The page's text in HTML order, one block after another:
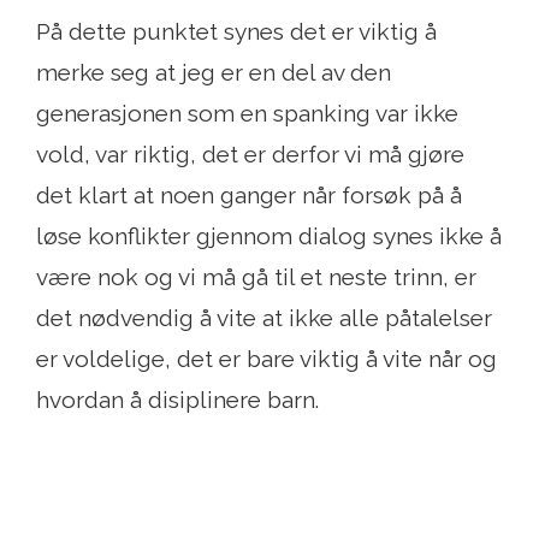
På dette punktet synes det er viktig å
merke seg at jeg er en del av den
generasjonen som en spanking var ikke
vold, var riktig, det er derfor vi må gjøre
det klart at noen ganger når forsøk på å
løse konflikter gjennom dialog synes ikke å
være nok og vi må gå til et neste trinn, er
det nødvendig å vite at ikke alle påtalelser
er voldelige, det er bare viktig å vite når og
hvordan å disiplinere barn.